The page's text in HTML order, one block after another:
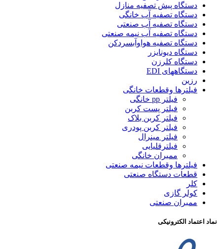
دستگاه پیش تصفیه منازل
دستگاه تصفیه آب خانگی
دستگاه تصفیه آب صنعتی
دستگاه تصفیه آب نیمه صنعتی
دستگاه تصفیه هواوآبسردکن
دستگاه دیونایزر
دستگاه کلرزن
دستگاههای EDI
رزین
فیلترها وقطعات خانگی
فیلتر pp خانگی
فیلتر پست کربن
فیلتر کربن بلاک
فیلتر کربن پودری
فیلتر مینرال
فیلترقلیایی
ممبران خانگی
فیلترها وقطعات نیمه صنعتی
قطعات دستگاه صنعتی
کلر
کولر گازی
ممبران صنعتی
نماد اعتماد الکترونیکی